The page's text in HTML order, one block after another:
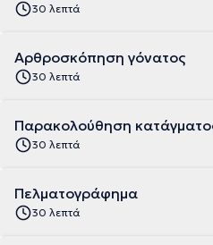
30 λεπτά
Αρθροσκόπηση γόνατος
30 λεπτά
Παρακολούθηση
30 λεπτά
Πελματογράφημα
30 λεπτά